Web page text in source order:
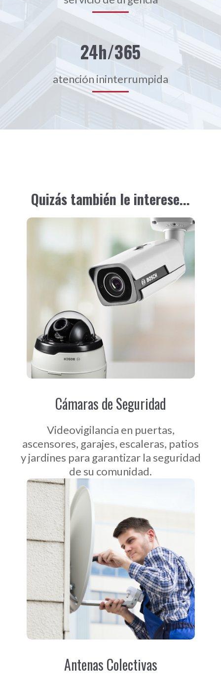
24h/365
atención ininterrumpida
Quizás también le interese...
Cámaras de Seguridad
Videovigilancia en puertas,
ascensores, garajes, escaleras, patios
y jardines para garantizar la seguridad
de su comunidad.
Antenas Colectivas